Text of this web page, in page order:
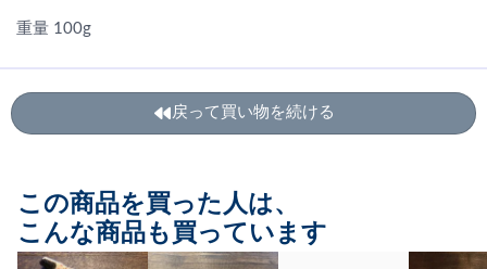
重量 100g
戻って買い物を続ける
この商品を買った人は、
こんな商品も買っています